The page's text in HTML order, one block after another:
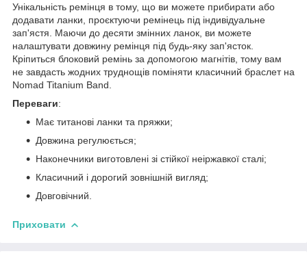
Унікальність ремінця в тому, що ви можете прибирати або
додавати ланки, проєктуючи ремінець під індивідуальне
зап'ястя. Маючи до десяти змінних ланок, ви можете
налаштувати довжину ремінця під будь-яку зап'ясток.
Кріпиться блоковий ремінь за допомогою магнітів, тому вам
не завдасть жодних труднощів поміняти класичний браслет на
Nomad Titanium Band.
Переваги:
Має титанові ланки та пряжки;
Довжина регулюється;
Наконечники виготовлені зі стійкої неіржавкої сталі;
Класичний і дорогий зовнішній вигляд;
Довговічний.
Приховати